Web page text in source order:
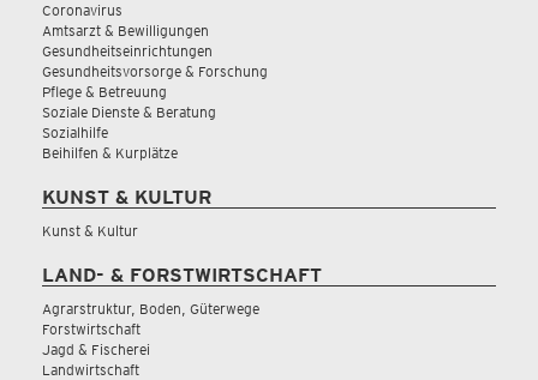
Coronavirus
Amtsarzt & Bewilligungen
Gesundheitseinrichtungen
Gesundheitsvorsorge & Forschung
Pflege & Betreuung
Soziale Dienste & Beratung
Sozialhilfe
Beihilfen & Kurplätze
KUNST & KULTUR
Kunst & Kultur
LAND- & FORSTWIRTSCHAFT
Agrarstruktur, Boden, Güterwege
Forstwirtschaft
Jagd & Fischerei
Landwirtschaft